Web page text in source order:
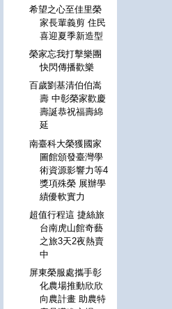
希望之心至佳里榮
家長輩義剪 住民
喜迎夏季新造型
榮家忘我打擊樂團
快閃傳播歡樂
百歲劉基清伯伯嵩
壽 中彰榮家歡慶
壽誕恭祝福壽綿
延
南臺科大榮獲國家
圖館頒發臺灣學
術資源影響力等4
獎項殊榮 展辦學
績優軟實力
超值行程這 捷絲旅
台南虎山館奇藝
之旅3天2夜熱賣
中
屏東榮服處攜手彰
化農場推動欣欣
向農計畫 助農特